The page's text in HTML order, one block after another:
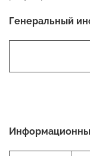
Генеральный